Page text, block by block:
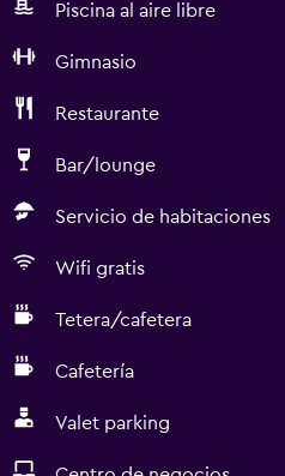
Piscina al aire libre
Gimnasio
Restaurante
Bar/lounge
Servicio de habitaciones
Wifi gratis
Tetera/cafetera
Cafetería
Valet parking